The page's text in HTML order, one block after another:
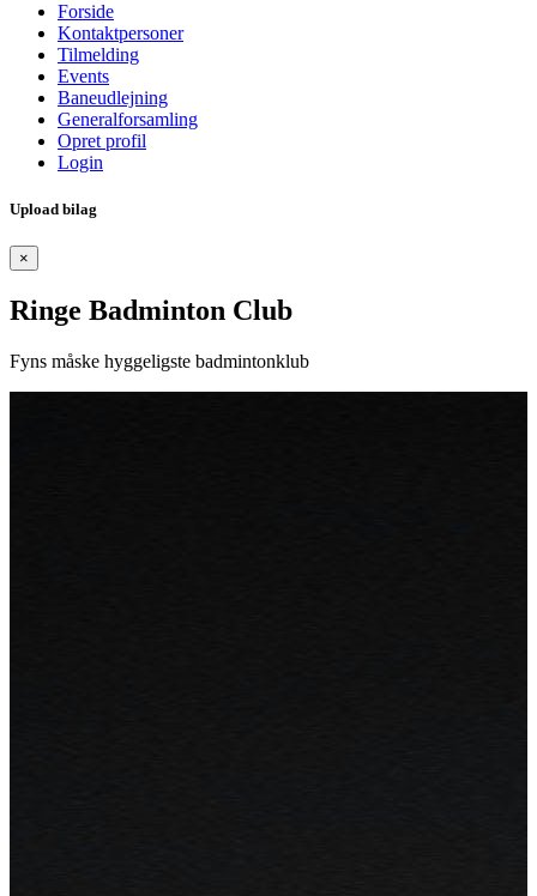
Forside
Kontaktpersoner
Tilmelding
Events
Baneudlejning
Generalforsamling
Opret profil
Login
Upload bilag
×
Ringe Badminton Club
Fyns måske hyggeligste badmintonklub